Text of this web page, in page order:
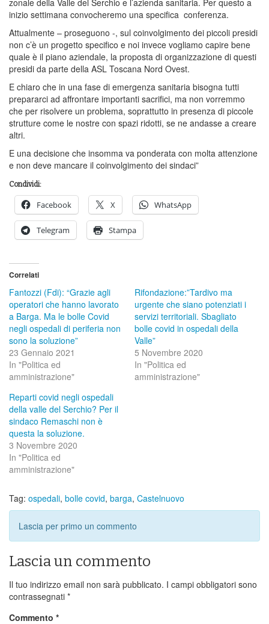
inizio settimana convocheremo una specifica conferenza.
Attualmente – proseguono -, sul coinvolgimento dei piccoli presidi
non c’è un progetto specifico e noi invece vogliamo capire bene
quale è il piano aziendale, la proposta di organizzazione di questi
presidi da parte della ASL Toscana Nord Ovest.
E chiaro che in una fase di emergenza sanitaria bisogna tutti
prepararci ad affrontare importanti sacrifici, ma non vorremmo
che per risolvere un problema, soprattutto in presenza di piccole
strutture come le nostre con spazi ridotti, se ne andasse a creare
altri.
E una decisione che insomma va ponderata con molta attenzione
e non deve mancare il coinvolgimento dei sindaci”
Condividi:
Facebook X WhatsApp
Telegram Stampa
Correlati
Fantozzi (Fdi): “Grazie agli
operatori che hanno lavorato
a Barga. Ma le bolle Covid
negli ospedali di periferia non
sono la soluzione”
23 Gennaio 2021
In "Politica ed
amministrazione"
Rifondazione:”Tardivo ma
urgente che siano potenziati i
servizi territoriali. Sbagliato
bolle covid in ospedali della
Valle”
5 Novembre 2020
In "Politica ed
amministrazione"
Reparti covid negli ospedali
della valle del Serchio? Per il
sindaco Remaschi non è
questa la soluzione.
3 Novembre 2020
In "Politica ed
amministrazione"
Tag: ospedali, bolle covid, barga, Castelnuovo
Lascia per primo un commento
Lascia un commento
Il tuo indirizzo email non sarà pubblicato. I campi obbligatori sono
contrassegnati *
Commento *